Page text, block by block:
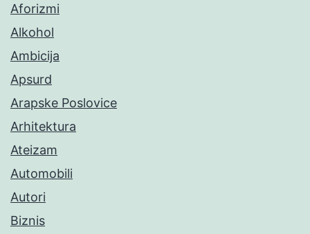
Aforizmi
Alkohol
Ambicija
Apsurd
Arapske Poslovice
Arhitektura
Ateizam
Automobili
Autori
Biznis